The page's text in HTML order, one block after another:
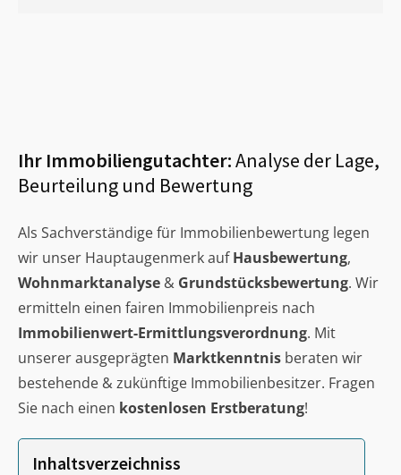
Ihr Immobiliengutachter:Analyse der Lage,
Beurteilung und Bewertung
Als Sachverständige für Immobilienbewertung legen
wir unser Hauptaugenmerk aufHausbewertung,
Wohnmarktanalyse & Grundstücksbewertung. Wir
ermitteln einen fairen Immobilienpreis nach
Immobilienwert-Ermittlungsverordnung. Mit
unserer ausgeprägten Marktkenntnis beraten wir
bestehende & zukünftige Immobilienbesitzer. Fragen
Sie nach einen kostenlosen Erstberatung!
Inhaltsverzeichniss